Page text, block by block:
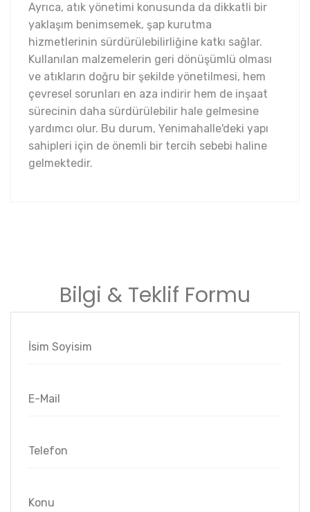
Ayrıca, atık yönetimi konusunda da dikkatli bir
yaklaşım benimsemek, şap kurutma
hizmetlerinin sürdürülebilirliğine katkı sağlar.
Kullanılan malzemelerin geri dönüşümlü olması
ve atıkların doğru bir şekilde yönetilmesi, hem
çevresel sorunları en aza indirir hem de inşaat
sürecinin daha sürdürülebilir hale gelmesine
yardımcı olur. Bu durum, Yenimahalle'deki yapı
sahipleri için de önemli bir tercih sebebi haline
gelmektedir.
Bilgi & Teklif Formu